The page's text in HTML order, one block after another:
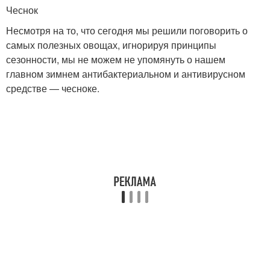
Чеснок
Несмотря на то, что сегодня мы решили поговорить о
самых полезных овощах, игнорируя принципы
сезонности, мы не можем не упомянуть о нашем
главном зимнем антибактериальном и антивирусном
средстве — чесноке.